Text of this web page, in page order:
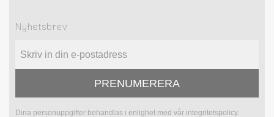
Nyhetsbrev
PRENUMERERA
Dina personuppgifter behandlas i enlighet med vår integritetspolicy.